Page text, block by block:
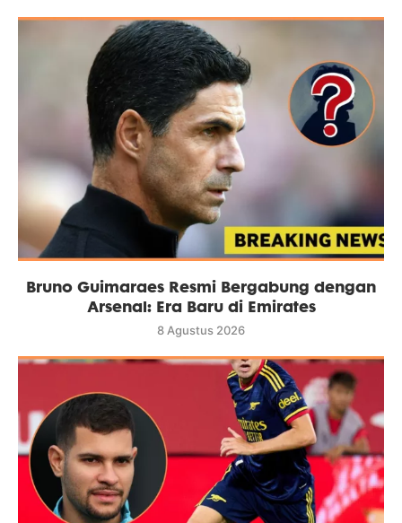
Bruno Guimaraes Resmi Bergabung dengan
Arsenal: Era Baru di Emirates
8 Agustus 2026